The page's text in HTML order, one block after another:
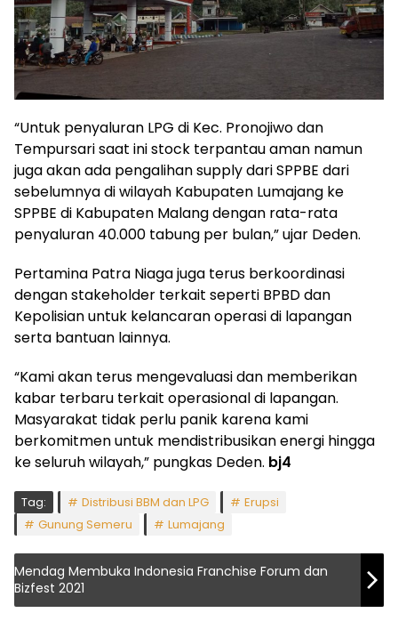
“Untuk penyaluran LPG di Kec. Pronojiwo dan
Tempursari saat ini stock terpantau aman namun
juga akan ada pengalihan supply dari SPPBE dari
sebelumnya di wilayah Kabupaten Lumajang ke
SPPBE di Kabupaten Malang dengan rata-rata
penyaluran 40.000 tabung per bulan,” ujar Deden.
Pertamina Patra Niaga juga terus berkoordinasi
dengan stakeholder terkait seperti BPBD dan
Kepolisian untuk kelancaran operasi di lapangan
serta bantuan lainnya.
“Kami akan terus mengevaluasi dan memberikan
kabar terbaru terkait operasional di lapangan.
Masyarakat tidak perlu panik karena kami
berkomitmen untuk mendistribusikan energi hingga
ke seluruh wilayah,” pungkas Deden. bj4
Tag: Distribusi BBM dan LPG
Erupsi
Gunung Semeru
Lumajang
Mendag Membuka Indonesia Franchise Forum dan
Bizfest 2021